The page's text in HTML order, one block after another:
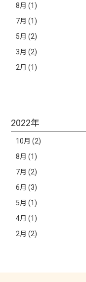
8月 (1)
7月 (1)
5月 (2)
3月 (2)
2月 (1)
2022年
10月 (2)
8月 (1)
7月 (2)
6月 (3)
5月 (1)
4月 (1)
2月 (2)